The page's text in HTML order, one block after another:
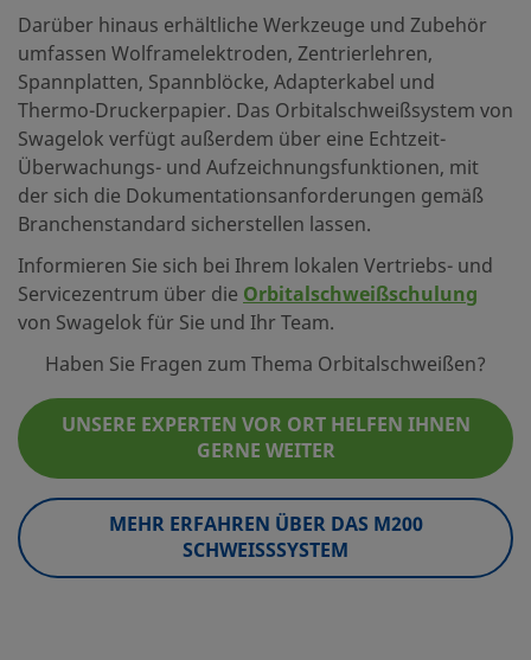
Darüber hinaus erhältliche Werkzeuge und Zubehör
umfassen Wolframelektroden, Zentrierlehren,
Spannplatten, Spannblöcke, Adapterkabel und
Thermo-Druckerpapier. Das Orbitalschweißsystem von
Swagelok verfügt außerdem über eine Echtzeit-
Überwachungs- und Aufzeichnungsfunktionen, mit
der sich die Dokumentationsanforderungen gemäß
Branchenstandard sicherstellen lassen.
Informieren Sie sich bei Ihrem lokalen Vertriebs- und
Servicezentrum über die Orbitalschweißschulung
von Swagelok für Sie und Ihr Team.
Haben Sie Fragen zum Thema Orbitalschweißen?
UNSERE EXPERTEN VOR ORT HELFEN IHNEN
GERNE WEITER
MEHR ERFAHREN ÜBER DAS M200
SCHWEISSSYSTEM